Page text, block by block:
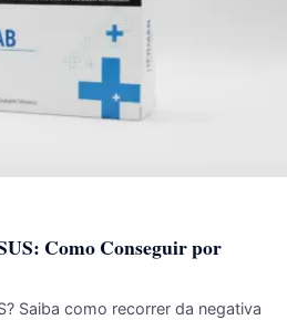
Como Conseguir por
Saiba como recorrer da negativa